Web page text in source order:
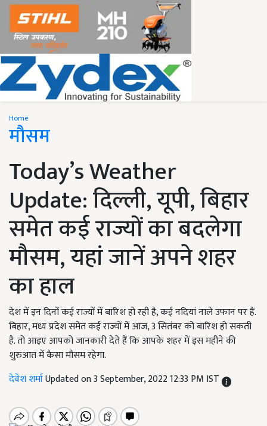
Home
मौसम
Today’s Weather
Update: दिल्ली, यूपी, बिहार
समेत कई राज्यों का बदलेगा
मौसम, यहां जानें अपने शहर
का हाल
देश में इन दिनों कई राज्यों में बारिश हो रही है, कई नदियां नाले उफान पर हैं.
बिहार, मध्य प्रदेश समेत कई राज्यों में आज, 3 सितंबर को बारिश हो सकती
है. तो आइए आपको जानकारी देते हैं कि आपके शहर में इस महीने की
शुरुआत में कैसा मौसम रहेगा.
देवेश शर्माUpdated on 3 September, 2022 12:33 PM IST